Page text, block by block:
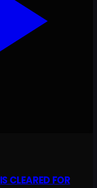
CLEARED FOR